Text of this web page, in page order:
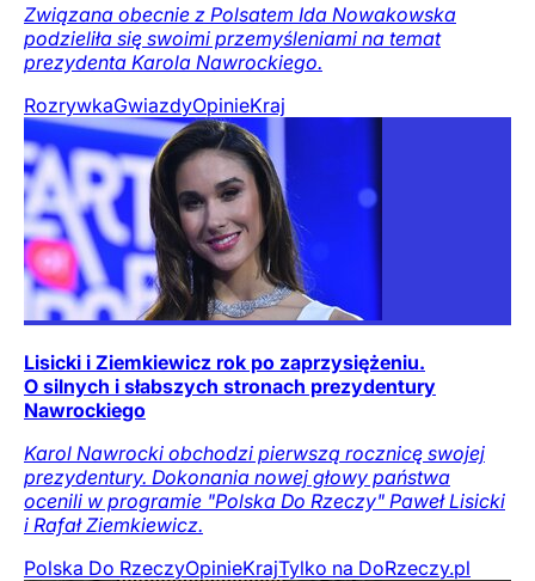
Związana obecnie z Polsatem Ida Nowakowska
podzieliła się swoimi przemyśleniami na temat
prezydenta Karola Nawrockiego.
RozrywkaGwiazdyOpinieKraj
Lisicki i Ziemkiewicz rok po zaprzysiężeniu.
O silnych i słabszych stronach prezydentury
Nawrockiego
Karol Nawrocki obchodzi pierwszą rocznicę swojej
prezydentury. Dokonania nowej głowy państwa
ocenili w programie "Polska Do Rzeczy" Paweł Lisicki
i Rafał Ziemkiewicz.
Polska Do RzeczyOpinieKrajTylko na DoRzeczy.pl